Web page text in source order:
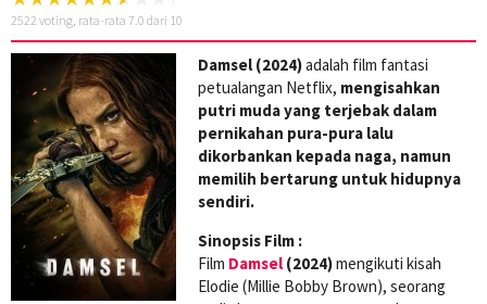
2522 voting, rata-rata 7.0 dari 10
Damsel (2024)adalah film fantasi
petualangan Netflix, mengisahkan
putri muda yang terjebak dalam
pernikahan pura-pura lalu
dikorbankan kepada naga, namun
memilih bertarung untuk hidupnya
sendiri.
Sinopsis Film :
Film Damsel (2024)mengikuti kisah
Elodie (Millie Bobby Brown), seorang